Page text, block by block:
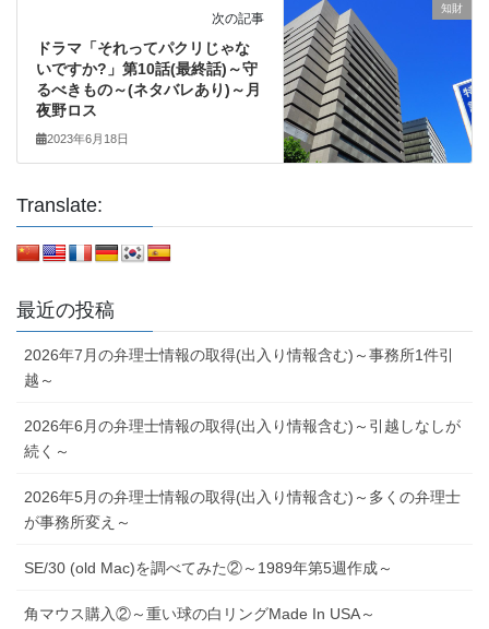
知財
次の記事
ドラマ「それってパクリじゃな
いですか?」第10話(最終話)～守
るべきもの～(ネタバレあり)～月
夜野ロス
2023年6月18日
Translate:
最近の投稿
2026年7月の弁理士情報の取得(出入り情報含む)～事務所1件引
越～
2026年6月の弁理士情報の取得(出入り情報含む)～引越しなしが
続く～
2026年5月の弁理士情報の取得(出入り情報含む)～多くの弁理士
が事務所変え～
SE/30 (old Mac)を調べてみた②～1989年第5週作成～
角マウス購入②～重い球の白リングMade In USA～